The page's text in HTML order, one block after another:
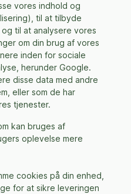
vores indhold og
til at tilbyde
til at analysere vores
om din brug af vores
inden for sociale
herunder Google.
disse data med andre
eller som de har
tjenester.
kan bruges af
oplevelse mere
cookies på din enhed,
for at sikre leveringen